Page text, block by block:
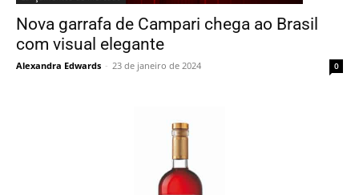
Nova garrafa de Campari chega ao Brasil
com visual elegante
Alexandra Edwards - 23 de janeiro de 2024 0